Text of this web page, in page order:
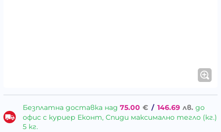
Безплатна доставка над 75.00 € / 146.69 лв. до
офис с куриер Еконт, Спиди максимално тегло (кг.)
5 кг.